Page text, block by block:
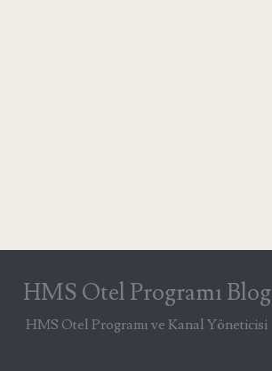
HMS Otel Programı Blog
HMS Otel Programı ve Kanal Yöneticisi